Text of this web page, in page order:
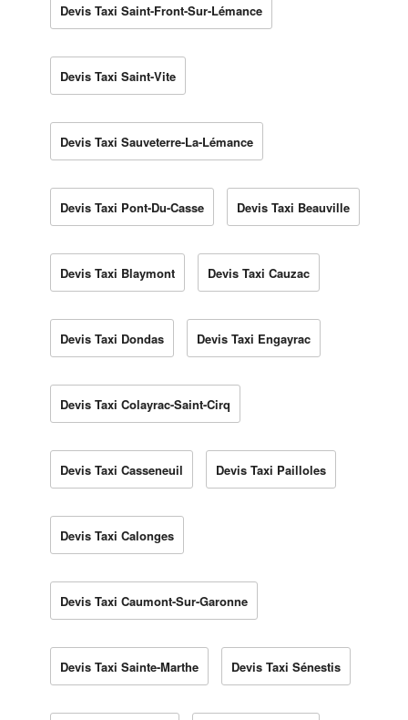
Devis Taxi Saint-Front-Sur-Lémance
Devis Taxi Saint-Vite
Devis Taxi Sauveterre-La-Lémance
Devis Taxi Pont-Du-Casse Devis Taxi Beauville
Devis Taxi Blaymont Devis Taxi Cauzac
Devis Taxi Dondas Devis Taxi Engayrac
Devis Taxi Colayrac-Saint-Cirq
Devis Taxi Casseneuil Devis Taxi Pailloles
Devis Taxi Calonges
Devis Taxi Caumont-Sur-Garonne
Devis Taxi Sainte-Marthe Devis Taxi Sénestis